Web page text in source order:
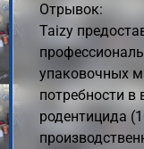
Отрывок:
Taizy
упаковочных
потребности в
родентицида